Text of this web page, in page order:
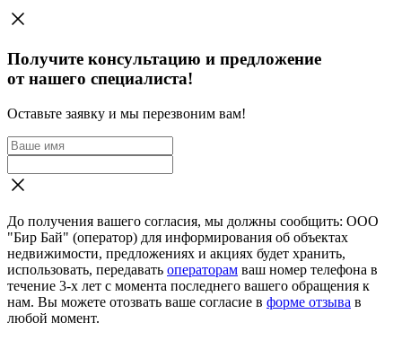
Получите консультацию и предложение
от нашего специалиста!
Оставьте заявку и мы перезвоним вам!
До получения вашего согласия, мы должны сообщить: ООО
"Бир Бай" (оператор) для информирования об объектах
недвижимости, предложениях и акциях будет хранить,
использовать, передавать операторам ваш номер телефона в
течение 3-х лет с момента последнего вашего обращения к
нам. Вы можете отозвать ваше согласие в форме отзыва в
любой момент.